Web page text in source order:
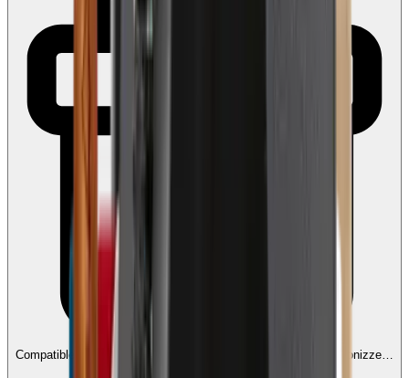
Compatible avec Ecochèques et Chèques-cadeaux
Edenred, Monizze…